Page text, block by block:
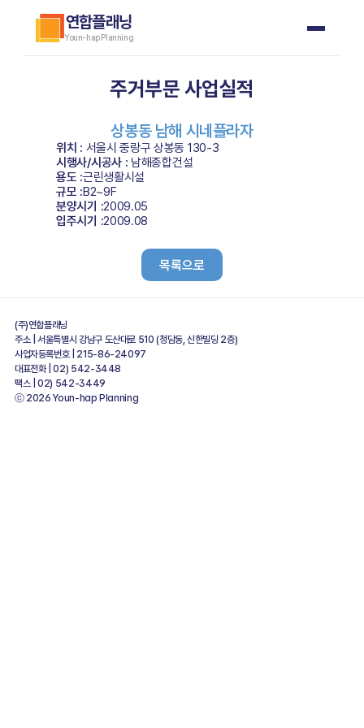
연합플래닝
Youn-hap Planning
주거부문 사업실적
상봉동 남해 시네플라자
위치 : 서울시 중랑구 상봉동 130-3
시행사/시공사 : 남해종합건설
규모 :B2~9F
용도 :근린생활시설
분양시기 :2009.05
입주시기 :2009.08
목록으로
(주)연합플래닝
주소 | 서울특별시 강남구 도산대로 510 (청담동, 신한빌딩 2층)
사업자등록번호 | 215-86-24097
대표전화 | 02) 542-3448
팩스 | 02) 542-3449
ⓒ 2026 Youn-hap Planning